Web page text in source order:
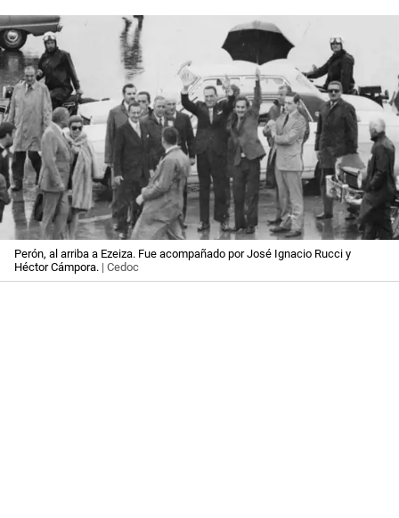
Perón, al arriba a Ezeiza. Fue acompañado por José Ignacio Rucci y
Héctor Cámpora. | Cedoc